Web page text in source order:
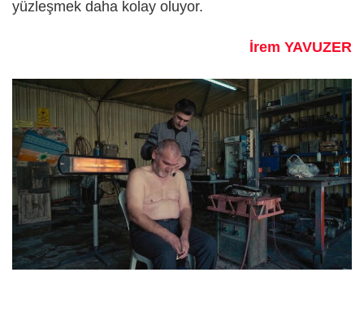
yüzleşmek daha kolay oluyor.
İrem YAVUZER